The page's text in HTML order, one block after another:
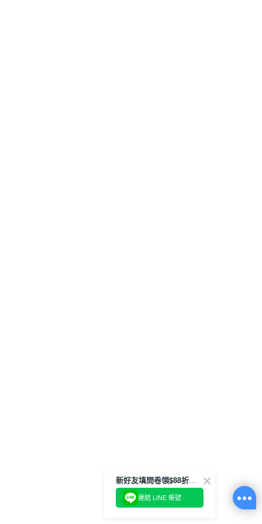
新好友填問卷領$88折扣金
連結 LINE 帳號